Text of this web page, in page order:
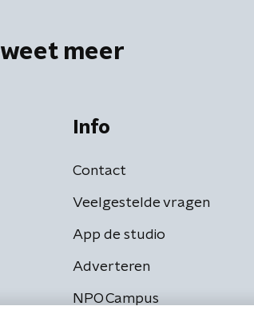
weet meer
Info
Contact
Veelgestelde vragen
App de studio
Adverteren
NPO Campus